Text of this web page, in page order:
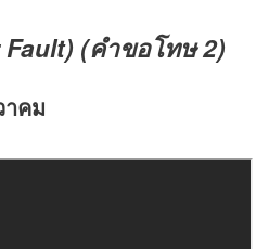
Fault) (คำขอโทษ2)
คม